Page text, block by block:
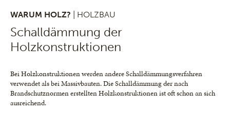
WARUM HOLZ? | HOLZBAU
Schalldämmung der
Holzkonstruktionen
Bei Holzkonstruktionen werden andere Schalldämmungsverfahren
verwendet als bei Massivbauten. Die Schalldämmung der nach
Brandschutznormen erstellten Holzkonstruktionen ist oft schon an sich
ausreichend.